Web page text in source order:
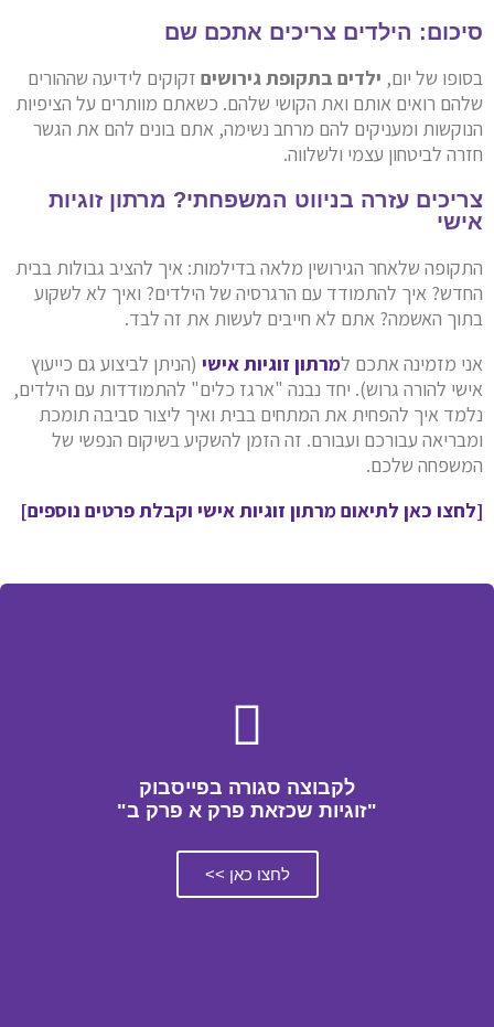
סיכום: הילדים צריכים אתכם שם
בסופו של יום, ילדים בתקופת גירושים זקוקים לידיעה שההורים
שלהם רואים אותם ואת הקושי שלהם. כשאתם מוותרים על הציפיות
הנוקשות ומעניקים להם מרחב נשימה, אתם בונים להם את הגשר
חזרה לביטחון עצמי ולשלווה.
צריכים עזרה בניווט המשפחתי? מרתון זוגיות
אישי
התקופה שלאחר הגירושין מלאה בדילמות: איך להציב גבולות בבית
החדש? איך להתמודד עם הרגרסיה של הילדים? ואיך לא לשקוע
בתוך האשמה? אתם לא חייבים לעשות את זה לבד.
אני מזמינה אתכם למרתון זוגיות אישי (הניתן לביצוע גם כייעוץ
אישי להורה גרוש). יחד נבנה "ארגז כלים" להתמודדות עם הילדים,
נלמד איך להפחית את המתחים בבית ואיך ליצור סביבה תומכת
ומבריאה עבורכם ועבורם. זה הזמן להשקיע בשיקום הנפשי של
המשפחה שלכם.
[לחצו כאן לתיאום מרתון זוגיות אישי וקבלת פרטים נוספים]
לקבוצה סגורה בפייסבוק
"זוגיות שכזאת פרק א פרק ב"
לחצו כאן >>